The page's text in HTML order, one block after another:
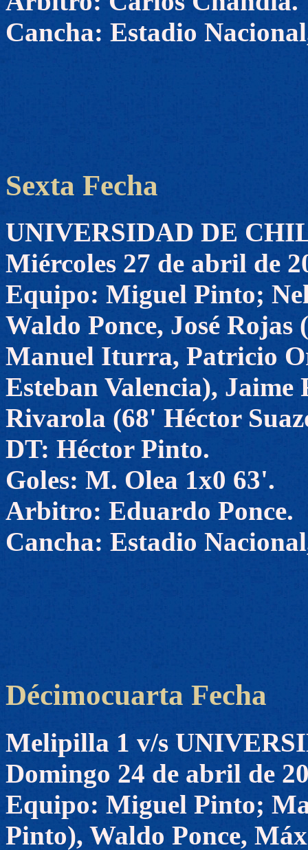
Cancha: Estadio
Sexta Fecha
UNIVERSIDAD DE
Miércoles 27 de abril de
Equipo: Miguel Pinto;
Waldo Ponce, José
Manuel Iturra, Patricio
Esteban Valencia),
Rivarola (68' Héctor
DT: Héctor Pinto.
Goles: M. Olea 1x0 63'.
Arbitro: Eduardo Ponce.
Cancha: Estadio
Décimocuarta Fecha
Melipilla 1 v/s
Domingo 24 de abril de
Equipo: Miguel Pinto;
Pinto), Waldo Ponce,